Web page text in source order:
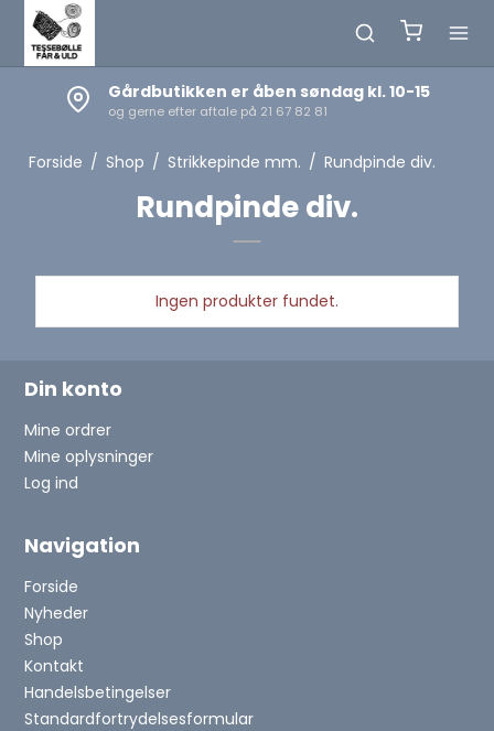
Gårdbutikken er åben søndag kl. 10-15
og gerne efter aftale på 21 67 82 81
Forside / Shop / Strikkepinde mm. / Rundpinde div.
Rundpinde div.
Ingen produkter fundet.
Din konto
Mine ordrer
Mine oplysninger
Log ind
Navigation
Forside
Nyheder
Shop
Kontakt
Handelsbetingelser
Standardfortrydelsesformular